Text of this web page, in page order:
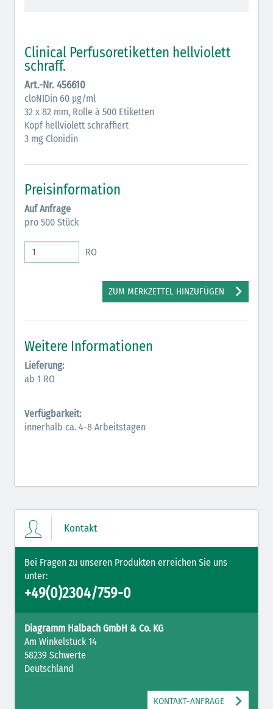
Antiemetika (salmon)
Verschiedene Medikamente (weiß)
Antikoagulantien (hellgrau/weiß mit schwarzem
Rahmen)
Rahmen)
Bronchodilatatoren (blau-braun)
Antikonvulsiva (grau-lila)
Inodilatatoren (rot-grün)
Antiarrhythmika (rot-blau)
Elektrolyte (grün-pink)
Elektrolyte NaCl (grün)
Hormone (braun-beige)
Hormone Insulin (braun-gelb)
Clinical Perfusoretiketten hellviolett
schraff.
Art.-Nr. 456610
cloNIDin 60 µg/ml
32 x 82 mm, Rolle à 500 Etiketten
Kopf hellviolett schraffiert
3 mg Clonidin
Preisinformation
Auf Anfrage
pro 500 Stück
RO
ZUM MERKZETTEL HINZUFÜGEN
Weitere Informationen
Lieferung:
ab 1 RO
Verfügbarkeit:
innerhalb ca. 4-8 Arbeitstagen
Kontakt
Bei Fragen zu unseren Produkten erreichen Sie uns
unter:
+49(0)2304/759-0
Diagramm Halbach GmbH & Co. KG
Am Winkelstück 14
58239 Schwerte
Deutschland
KONTAKT-ANFRAGE